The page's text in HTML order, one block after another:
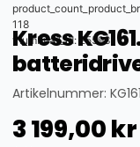
118
thumbnail_id: 25593
Kress
Artikelnummer:
3 199,00kr